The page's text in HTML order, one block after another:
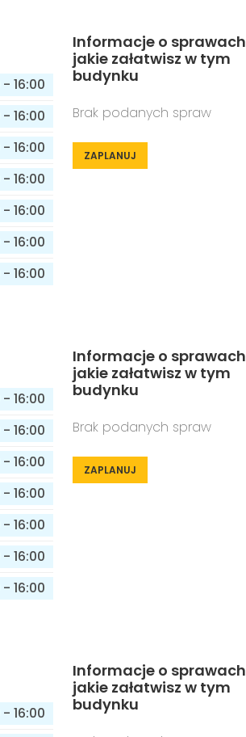
- 16:00
- 16:00
- 16:00
- 16:00
- 16:00
- 16:00
- 16:00
Informacje o sprawach
jakie załatwisz w tym
budynku
Brak podanych spraw
ZAPLANUJ
- 16:00
- 16:00
- 16:00
- 16:00
- 16:00
- 16:00
- 16:00
Informacje o sprawach
jakie załatwisz w tym
budynku
Brak podanych spraw
ZAPLANUJ
- 16:00
Informacje o sprawach
jakie załatwisz w tym
budynku